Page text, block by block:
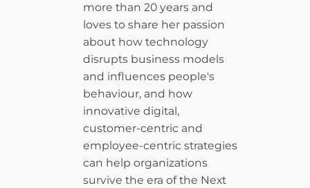
more than 20 years and
loves to share her passion
about how technology
disrupts business models
and influences people's
behaviour, and how
innovative digital,
customer-centric and
employee-centric strategies
can help organizations
survive the era of the Next